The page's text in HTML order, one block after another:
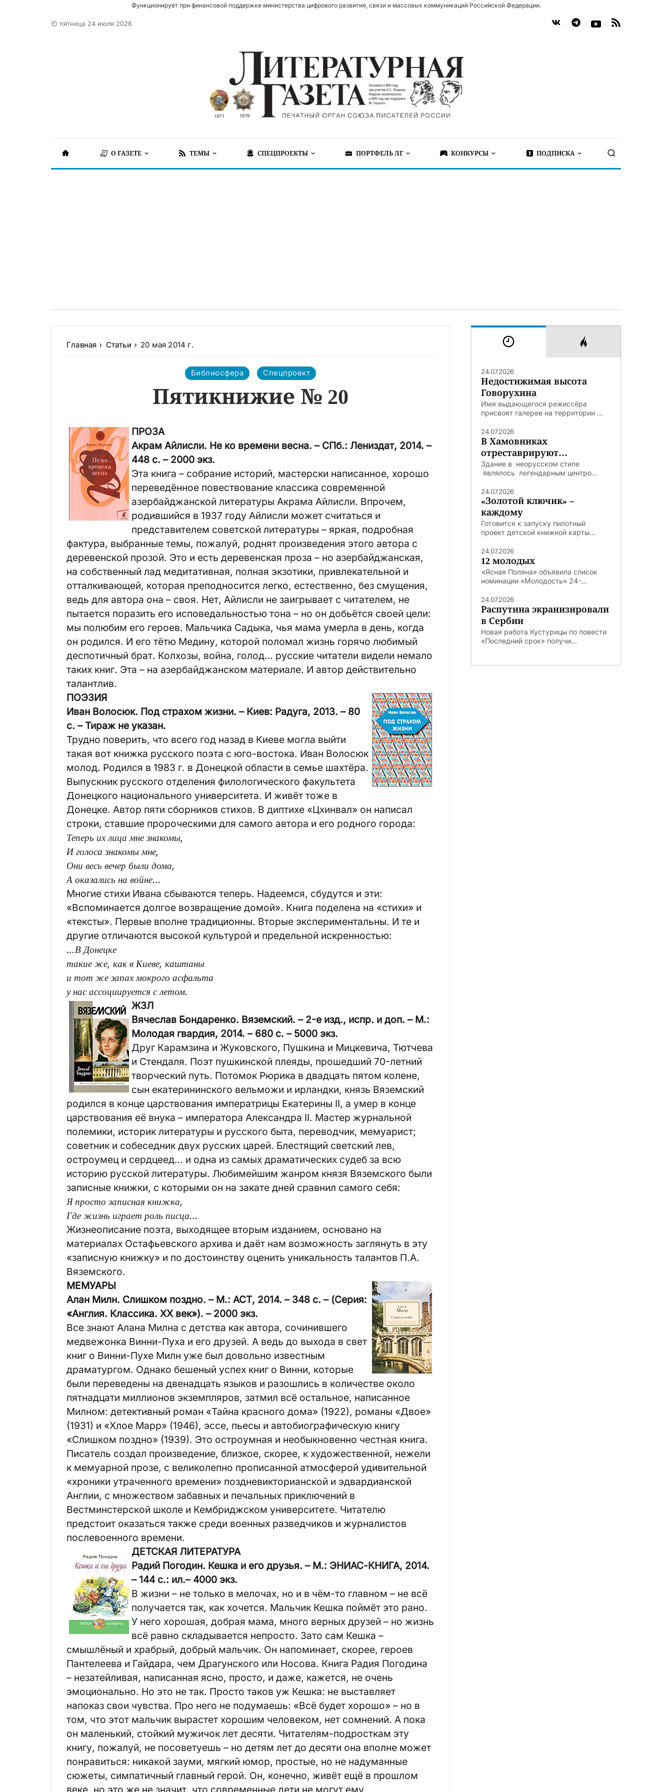
Функционирует при финансовой поддержке министерства цифрового развития, связи и массовых коммуникаций Российской Федерации.
пятница 24 июля 2026
О ГАЗЕТЕ ТЕМЫ СПЕЦПРОЕКТЫ ПОРТФЕЛЬ ЛГ КОНКУРСЫ ПОДПИСКА
Главная Статьи 20 мая 2014 г.
Библиосфера Спецпроект
Пятикнижие № 20
ПРОЗА
Акрам Айлисли. Не ко времени весна. – СПб.: Лениздат, 2014. –
448 с. – 2000 экз.
Эта книга – собрание историй, мастерски написанное, хорошо
переведённое повествование классика современной
азербайджанской литературы Акрама Айлисли. Впрочем,
родившийся в 1937 году Айлисли может считаться и
представителем советской литературы – яркая, подробная
фактура, выбранные темы, пожалуй, роднят произведения этого автора с
деревенской прозой. Это и есть деревенская проза – но азербайджанская,
на собственный лад медитативная, полная экзотики, привлекательной и
отталкивающей, которая преподносится легко, естественно, без смущения,
ведь для автора она – своя. Нет, Айлисли не заигрывает с читателем, не
пытается поразить его исповедальностью тона – но он добьётся своей цели:
мы полюбим его героев. Мальчика Садыка, чья мама умерла в день, когда
он родился. И его тётю Медину, которой поломал жизнь горячо любимый
деспотичный брат. Колхозы, война, голод… русские читатели видели немало
таких книг. Эта – на азербайджанском материале. И автор действительно
талантлив.
ПОЭЗИЯ
Иван Волосюк. Под страхом жизни. – Киев: Радуга, 2013. – 80
с. – Тираж не указан.
Трудно поверить, что всего год назад в Киеве могла выйти
такая вот книжка русского поэта с юго-востока. Иван Волосюк
молод. Родился в 1983 г. в Донецкой области в семье шахтёра.
Выпускник русского отделения филологического факультета
Донецкого национального университета. И живёт тоже в
Донецке. Автор пяти сборников стихов. В диптихе «Цхинвал» он написал
строки, ставшие пророческими для самого автора и его родного города:
Теперь их лица мне знакомы,
И голоса знакомы мне,
Они весь вечер были дома,
А оказались на войне…
Многие стихи Ивана сбываются теперь. Надеемся, сбудутся и эти:
«Вспоминается долгое возвращение домой». Книга поделена на «стихи» и
«тексты». Первые вполне традиционны. Вторые экспериментальны. И те и
другие отличаются высокой культурой и предельной искренностью:
…В Донецке
такие же, как в Киеве, каштаны
и тот же запах мокрого асфальта
у нас ассоциируется с летом.
ЖЗЛ
Вячеслав Бондаренко. Вяземский. – 2-е изд., испр. и доп. – М.:
Молодая гвардия, 2014. – 680 с. – 5000 экз.
Друг Карамзина и Жуковского, Пушкина и Мицкевича, Тютчева
и Стендаля. Поэт пушкинской плеяды, прошедший 70-летний
творческий путь. Потомок Рюрика в двадцать пятом колене,
сын екатерининского вельможи и ирландки, князь Вяземский
родился в конце царствования императрицы Екатерины II, а умер в конце
царствования её внука – императора Александра II. Мастер журнальной
полемики, историк литературы и русского быта, переводчик, мемуарист;
советник и собеседник двух русских царей. Блестящий светский лев,
остроумец и сердцеед… и одна из самых драматических судеб за всю
историю русской литературы. Любимейшим жанром князя Вяземского были
записные книжки, с которыми он на закате дней сравнил самого себя:
Я просто записная книжка,
Где жизнь играет роль писца…
Жизнеописание поэта, выходящее вторым изданием, основано на
материалах Остафьевского архива и даёт нам возможность заглянуть в эту
«записную книжку» и по достоинству оценить уникальность талантов П.А.
Вяземского.
МЕМУАРЫ
Алан Милн. Слишком поздно. – М.: АСТ, 2014. – 348 с. – (Серия:
«Англия. Классика. ХХ век»). – 2000 экз.
Все знают Алана Милна с детства как автора, сочинившего
медвежонка Винни-Пуха и его друзей. А ведь до выхода в свет
книг о Винни-Пухе Милн уже был довольно известным
драматургом. Однако бешеный успех книг о Винни, которые
были переведены на двенадцать языков и разошлись в количестве около
пятнадцати миллионов экземпляров, затмил всё остальное, написанное
Милном: детективный роман «Тайна красного дома» (1922), романы «Двое»
(1931) и «Хлое Марр» (1946), эссе, пьесы и автобиографическую книгу
«Слишком поздно» (1939). Это остроумная и необыкновенно честная книга.
Писатель создал произведение, близкое, скорее, к художественной, нежели
к мемуарной прозе, с великолепно прописанной атмосферой удивительной
«хроники утраченного времени» поздневикторианской и эдвардианской
Англии, с множеством забавных и печальных приключений в
Вестминстерской школе и Кембриджском университете. Читателю
предстоит оказаться также среди военных разведчиков и журналистов
послевоенного времени.
ДЕТСКАЯ ЛИТЕРАТУРА
Радий Погодин. Кешка и его друзья. – М.: ЭНИАС-КНИГА, 2014.
– 144 с.: ил.– 4000 экз.
В жизни – не только в мелочах, но и в чём-то главном – не всё
получается так, как хочется. Мальчик Кешка поймёт это рано.
У него хорошая, добрая мама, много верных друзей – но жизнь
всё равно складывается непросто. Зато сам Кешка –
смышлёный и храбрый, добрый мальчик. Он напоминает, скорее, героев
Пантелеева и Гайдара, чем Драгунского или Носова. Книга Радия Погодина
– незатейливая, написанная ясно, просто, и даже, кажется, не очень
эмоционально. Но это не так. Просто таков уж Кешка: не выставляет
напоказ свои чувства. Про него не подумаешь: «Всё будет хорошо» – но в
том, что этот мальчик вырастет хорошим человеком, нет сомнений. А пока
он маленький, стойкий мужичок лет десяти. Читателям-подросткам эту
книгу, пожалуй, не посоветуешь – но детям лет до десяти она вполне может
понравиться: никакой зауми, мягкий юмор, простые, но не надуманные
сюжеты, симпатичный главный герой. Он, конечно, живёт ещё в прошлом
веке, но это же не значит, что современные дети не могут ему
24.07.2026
Недостижимая высота
Говорухина
Имя выдающегося режиссёра
присвоят галерее на территории ...
24.07.2026
В Хамовниках
отреставрируют
легендарную Погодинскую
избу
Здание в неорусском стиле
являлось легендарным центро...
24.07.2026
«Золотой ключик» –
каждому
Готовится к запуску пилотный
проект детской книжной карты...
24.07.2026
12 молодых
«Ясная Поляна» объявила список
номинации «Молодость» 24-...
24.07.2026
Распутина экранизировали
в Сербии
Новая работа Кустурицы по повести
«Последний срок» получи...